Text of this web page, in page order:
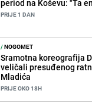
period na Koševu: "Ta
PRIJE 1 DAN
/NOGOMET
Sramotna koreografija
veličali presuđenog
Mladića
PRIJE OKO 18H